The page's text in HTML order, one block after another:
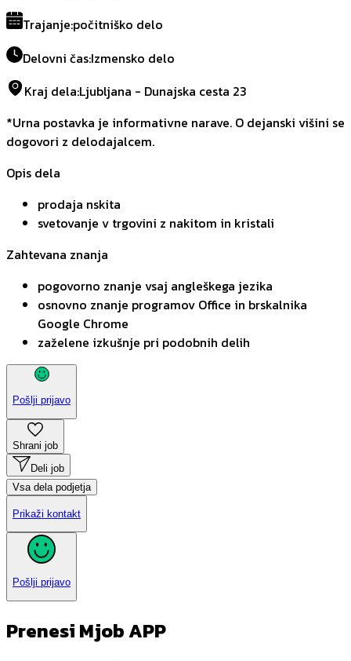
Trajanje:počitniško delo
Delovni čas:Izmensko delo
Kraj dela:Ljubljana - Dunajska cesta 23
*Urna postavka je informativne narave. O dejanski višini se
dogovori z delodajalcem.
Opis dela
prodaja nskita
svetovanje v trgovini z nakitom in kristali
Zahtevana znanja
pogovorno znanje vsaj angleškega jezika
osnovno znanje programov Office in brskalnika
Google Chrome
zaželene izkušnje pri podobnih delih
Pošlji prijavo
Shrani job
Deli job
Vsa dela podjetja
Prikaži kontakt
Pošlji prijavo
Prenesi Mjob APP